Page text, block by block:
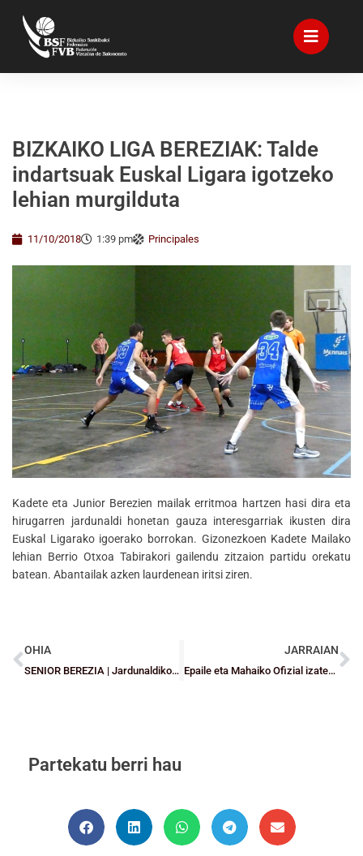
BIZKAIKO LIGA BEREZIAK: Talde
indartsuak Euskal Ligara igotzeko
lehian murgilduta
11/10/2018 1:39 pm Principales
Kadete eta Junior Berezien mailak erritmoa hartzen hasi dira eta
hirugarren jardunaldi honetan gauza interesgarriak ikusten dira
Euskal Ligarako igoerako borrokan. Gizonezkoen Kadete Mailako
lehian Berrio Otxoa Tabirakori gailendu zitzaion partidu orekatu
batean. Abantailak azken laurdenean iritsi ziren.
OHIA
SENIOR BEREZIA | Jardunaldiko partidua: Jesuitinas Vs Paúles (gizon.)
JARRAIAN
Epaile eta Mahaiko Ofizial izateko Ikastaroa
Partekatu berri hau